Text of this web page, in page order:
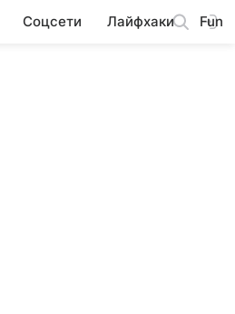
Соцсети Лайфхаки Fun